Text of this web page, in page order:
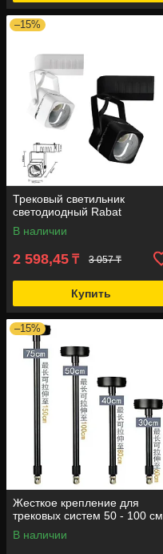
–15%
Трековый светильник
светодиодный Rabat
В наличии
2 598,45 ₸ 3 057 ₸
Купить
–15%
Жесткое крепление для
трековых систем 50 - 100 см
В наличии